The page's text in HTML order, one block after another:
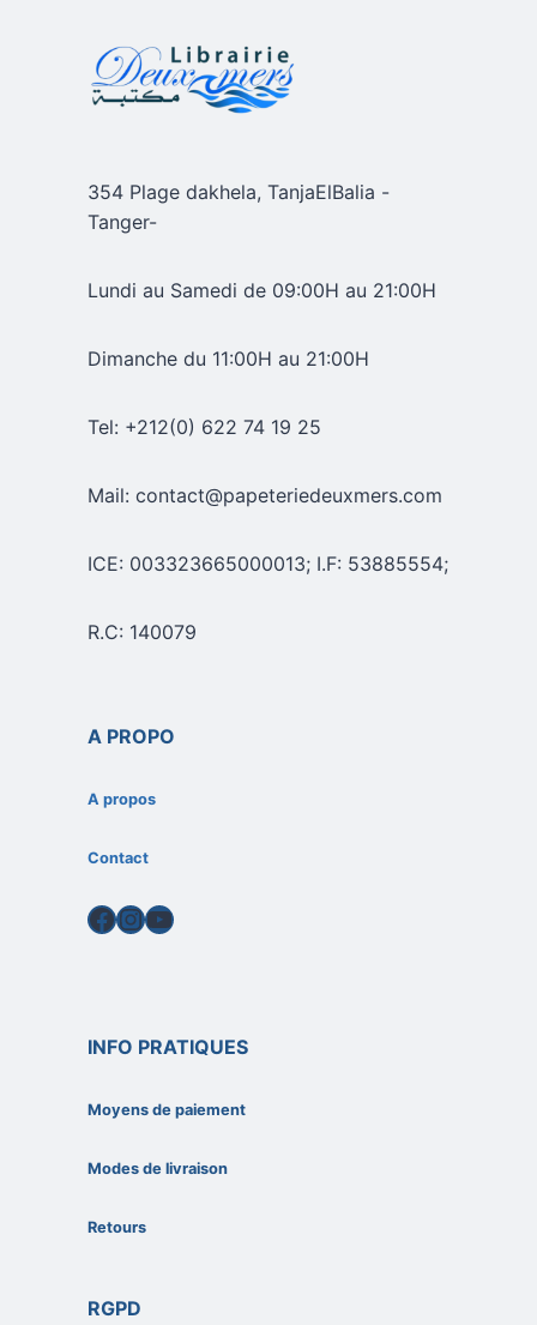
354 Plage dakhela, TanjaElBalia -
Tanger-
Lundi au Samedi de 09:00H au 21:00H
Dimanche du 11:00H au 21:00H
Tel: +212(0) 622 74 19 25
Mail: contact@papeteriedeuxmers.com
ICE: 003323665000013; I.F: 53885554;
R.C: 140079
A PROPO
A propos
Contact
Facebook
Instagram
YouTube
INFO PRATIQUES
Moyens de paiement
Modes de livraison
Retours
RGPD